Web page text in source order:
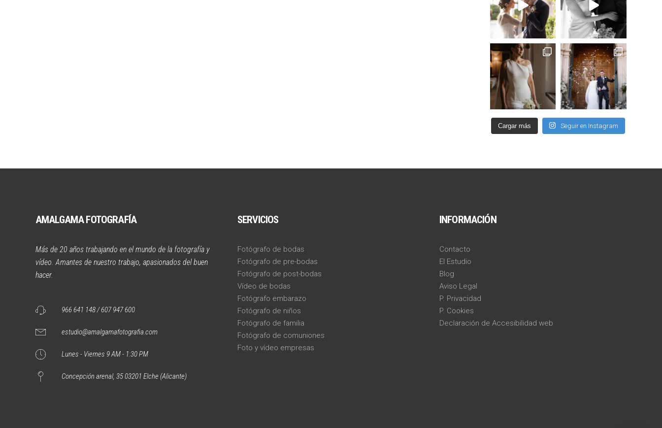
Cargar más Seguir en Instagram
AMALGAMA FOTOGRAFÍA
Más de 20 años trabajando en el mundo de la fotografía y
vídeo. Amantes de nuestro trabajo, apasionados del buen
hacer.
966 641 148 / 607 947 600
estudio@amalgamafotografia.com
Lunes - Viernes 9 AM - 1:30 PM
Concepción arenal, 35 03201 Elche (Alicante)
SERVICIOS
Fotógrafo de bodas
Fotógrafo de pre-bodas
Fotógrafo de post-bodas
Vídeo de bodas
Fotógrafo embarazo
Fotógrafo de niños
Fotógrafo de familia
Fotógrafo de comuniones
Foto y vídeo empresas
INFORMACIÓN
Contacto
El Estudio
Blog
Aviso Legal
P. Privacidad
P. Cookies
Declaración de Accesibilidad web